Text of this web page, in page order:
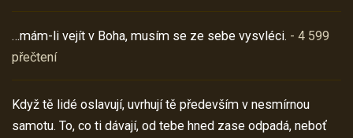
…mám-li vejít v Boha, musím se ze sebe vysvléci. - 4 599
přečtení
Když tě lidé oslavují, uvrhují tě především v nesmírnou
samotu. To, co ti dávají, od tebe hned zase odpadá, neboť